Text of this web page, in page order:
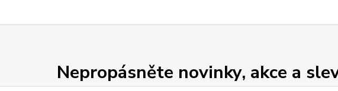
Nepropásněte novinky, akce a